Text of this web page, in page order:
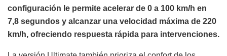
configuración le permite acelerar de 0 a 100 km/h en
7,8 segundos y alcanzar una velocidad máxima de 220
km/h, ofreciendo respuesta rápida para intervenciones.